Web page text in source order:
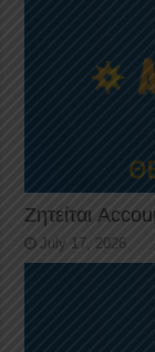
Ζητείται
July 17, 2026